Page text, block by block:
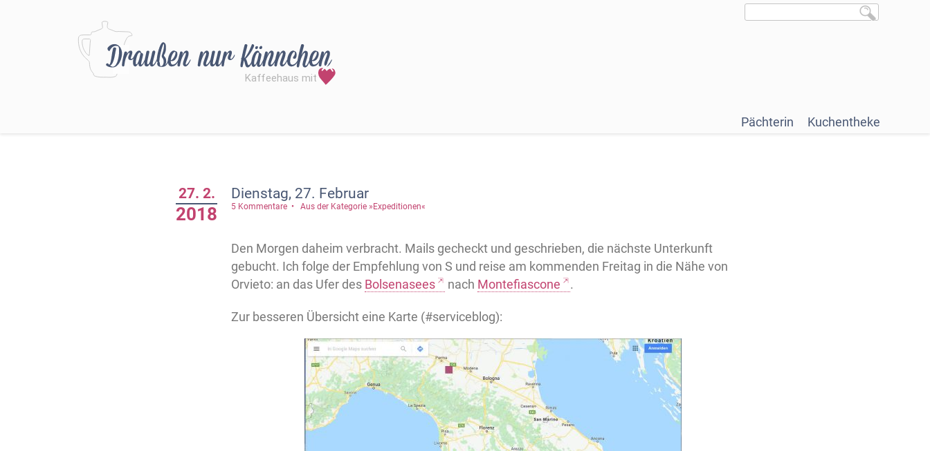
Pächterin Kuchentheke
Dienstag, 27. Februar
27. 2.
2018 5 Kommentare Aus der Kategorie »Expeditionen«
Den Morgen daheim verbracht. Mails gecheckt und geschrieben, die nächste Unterkunft
gebucht. Ich folge der Empfehlung von S und reise am kommenden Freitag in die Nähe von
Orvieto: an das Ufer des Bolsenasees nach Montefiascone .
Zur besseren Übersicht eine Karte (#serviceblog):